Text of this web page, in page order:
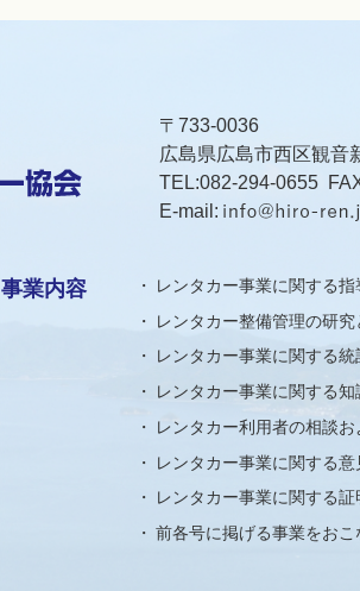
〒733-0036
広島県広島市西区観音
TEL:082-294-0655
E-mail:
事業内容
レンタカー事業に関する
レンタカー整備管理の研
レンタカー事業に関する
レンタカー事業に関する
レンタカー利用者の相談
レンタカー事業に関する
レンタカー事業に関する
前各号に掲げる事業をお